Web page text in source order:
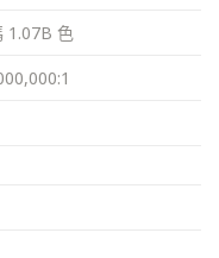
1.07B 色